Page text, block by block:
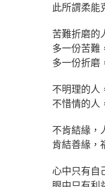
此所謂柔能
苦難折磨的
多一份苦難
多一份折磨
不明理的人
不惜情的人
不肯結緣，
肯結善緣，
心中只有自